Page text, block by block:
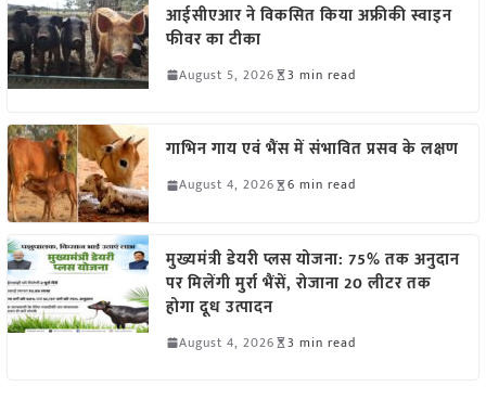
आईसीएआर ने विकसित किया अफ्रीकी स्वाइन
फीवर का टीका
August 5, 2026 3 min read
गाभिन गाय एवं भैंस में संभावित प्रसव के लक्षण
August 4, 2026 6 min read
मुख्यमंत्री डेयरी प्लस योजना: 75% तक अनुदान
पर मिलेंगी मुर्रा भैंसें, रोजाना 20 लीटर तक
होगा दूध उत्पादन
August 4, 2026 3 min read